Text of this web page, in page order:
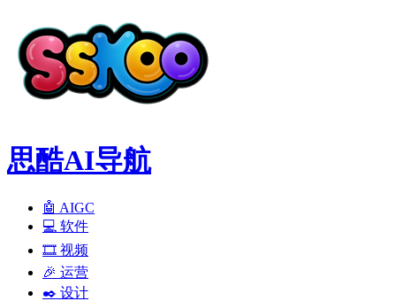
思酷AI导航
🤖 AIGC
💻️ 软件
🎞️ 视频
🎉 运营
✒️ 设计